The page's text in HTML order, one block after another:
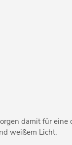
damit für
weißem Licht.